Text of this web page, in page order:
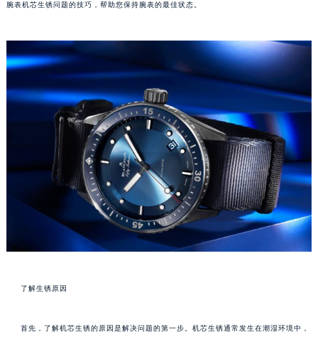
腕表机芯生锈问题的技巧，帮助您保持腕表的最佳状态。
了解生锈原因
首先，了解机芯生锈的原因是解决问题的第一步。机芯生锈通常发生在潮湿环境中，